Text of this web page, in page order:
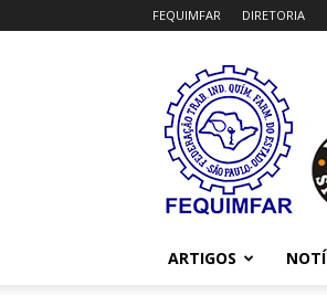
FEQUIMFAR DIRETORIA
ARTIGOS